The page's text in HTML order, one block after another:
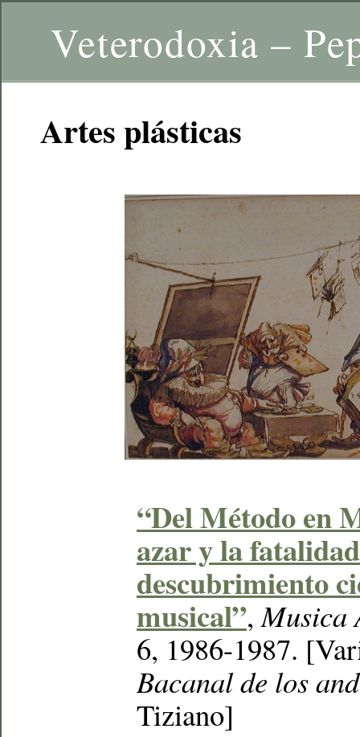
Veterodoxia –
Artes plásticas
“Del Método en
azar y la
descubrimiento
musical”,Musica
6, 1986-1987.
Bacanal de los
Tiziano]